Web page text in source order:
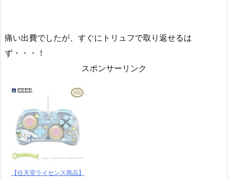
痛い出費でしたが、すぐにトリュフで取り返せるは
ず・・・！
スポンサーリンク
【任天堂ライセンス商品】